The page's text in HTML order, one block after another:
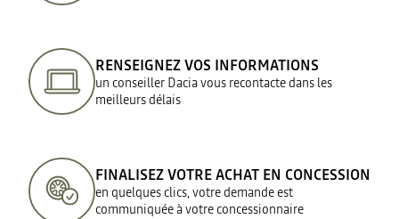
RENSEIGNEZ VOS INFORMATIONS
un conseiller Dacia vous recontacte dans les
meilleurs délais
FINALISEZ VOTRE ACHAT EN CONCESSION
en quelques clics, votre demande est
communiquée à votre concessionnaire